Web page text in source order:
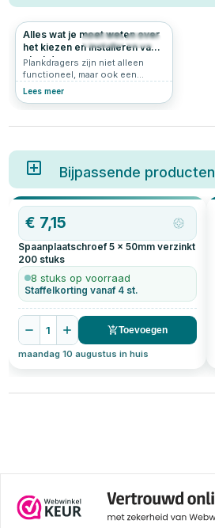
2015 5.0
Alles wat je moet weten over
het kiezen en installeren van
plankdragers
Plankdragers zijn niet alleen
functioneel, maar ook een
stijlvolle toevoeging aan je
hoeveel plankdragers je nodig
hebt, hoe diep ze moeten zijn,
het beste kunt gebruiken, en
meer. Ontdek handige tips voor
het kiezen en installeren van
plankdragers, inclusief zwarte
plankdragers en hun
gewichtscapaciteit.
Lees meer
Bijpassende producten
OP=OP
€ 7,15
Spaanplaatschroef 5 x 50mm verzinkt
200 stuks
8 stuks op voorraad
Staffelkorting vanaf 4 st.
1 Toevoegen
maandag 10 augustus in huis